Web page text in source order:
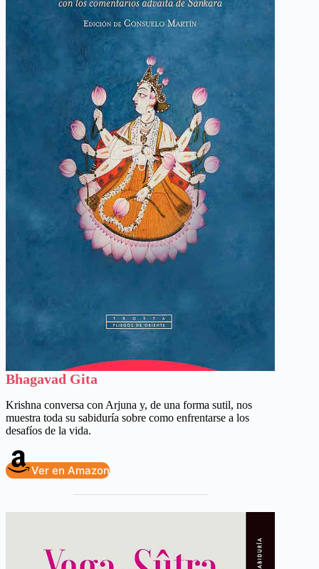
Bhagavad Gita
Krishna conversa con Arjuna y, de una forma sutil, nos
muestra toda su sabiduría sobre como enfrentarse a los
desafíos de la vida.
Ver en Amazon